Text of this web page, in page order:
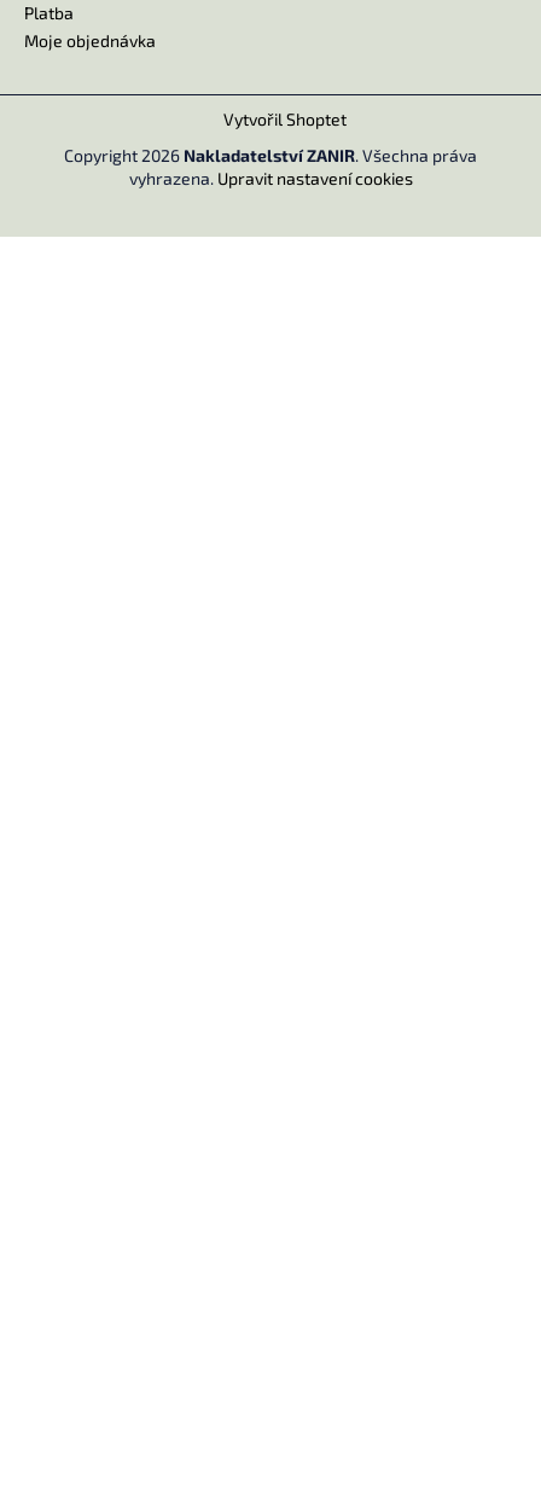
Platba
Moje objednávka
Vytvořil Shoptet
Copyright 2026 Nakladatelství ZANIR. Všechna práva
vyhrazena. Upravit nastavení cookies